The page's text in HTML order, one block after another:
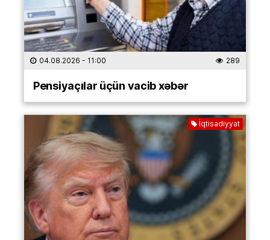
04.08.2026 - 11:00 289
Pensiyaçılar üçün vacib xəbər
İqtisadiyyat